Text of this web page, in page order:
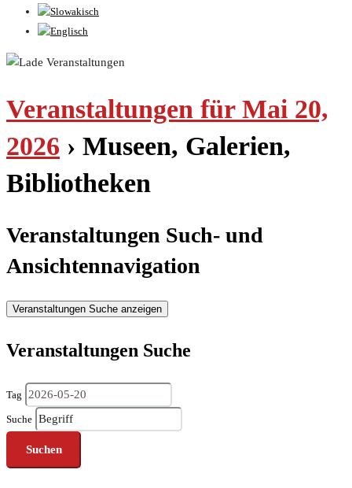
Veranstaltungen für Mai 20,
2026 › Museen, Galerien,
Bibliotheken
Veranstaltungen Such- und
Ansichtennavigation
Veranstaltungen Suche anzeigen
Veranstaltungen Suche
Tag
Suche